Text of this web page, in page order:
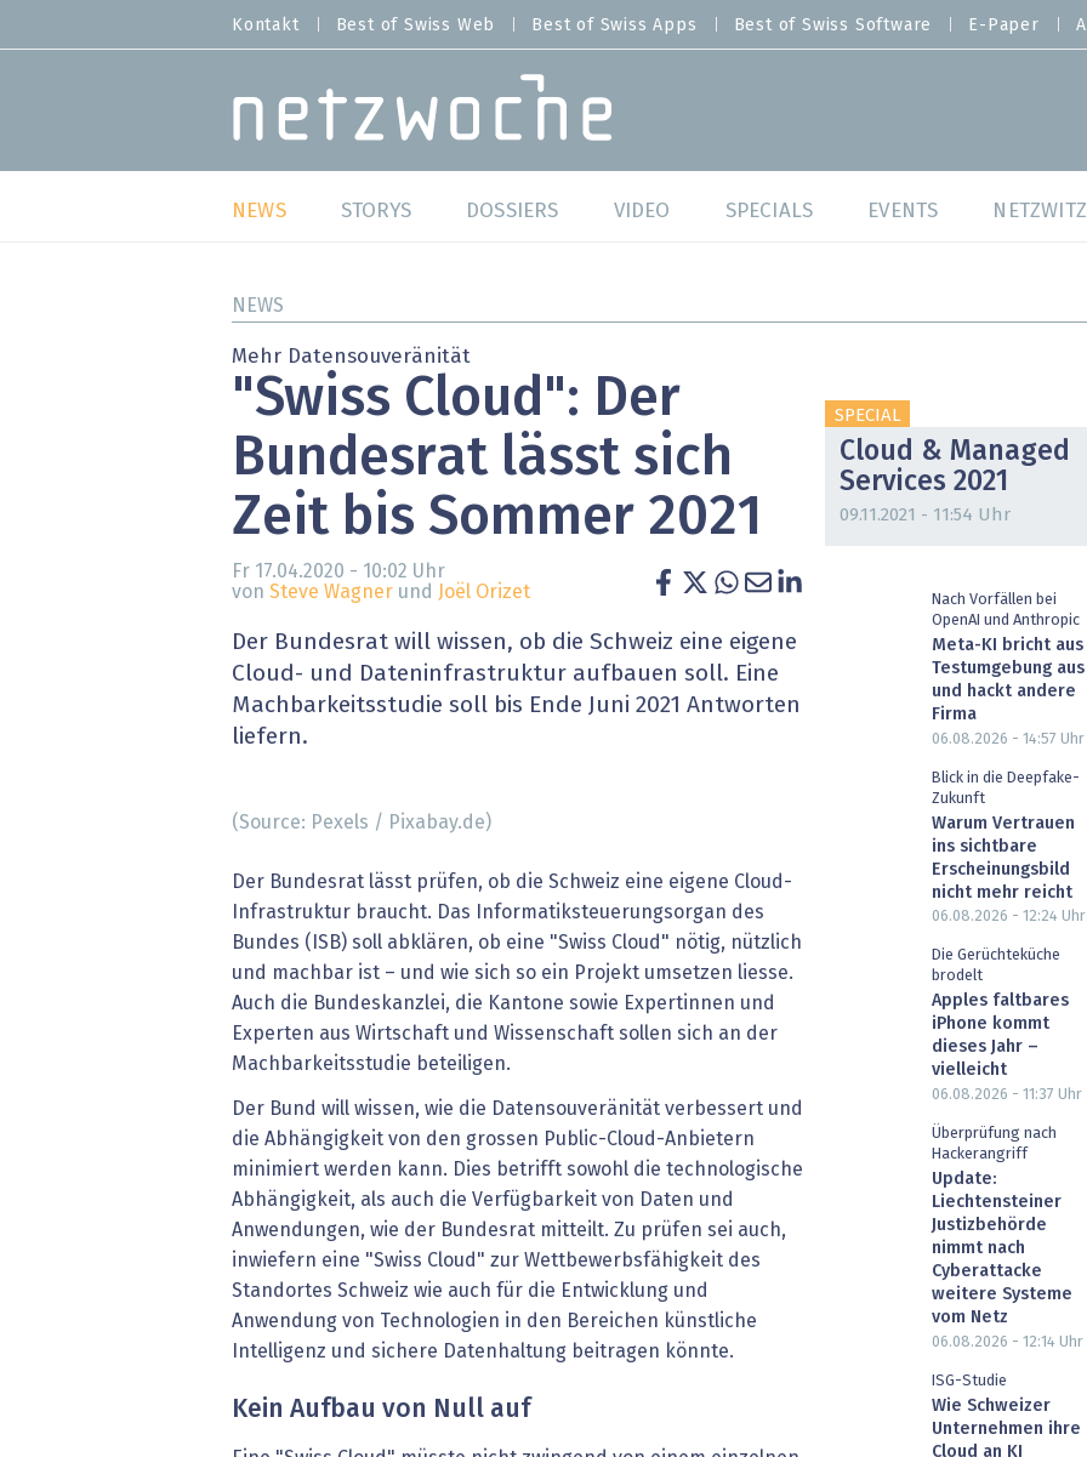
zum
MENU
Kontakt Best of Swiss Web Best of Swiss Apps Best of Swiss Software E-Paper
MAIN NAVIGATION
NEWS
Studien
Meinungen
Hands-on
» alle News
STORYS DOSSIERS
Best of Swiss Software
SAP S/4 Hana
Arbeitswelten
Gesundheit wird digital
Blockchain
EU-DSGVO
VIDEO SPECIALS
Cybersecurity
Cloud & Managed Services
IT for Health
Artificial Intelligence
Finance 2030
Fintech & Insurtech
Professional AV & Digital Signage
EVENTS
Best of Swiss
NEWS
Mehr Datensouveränität
"Swiss Cloud": Der
Bundesrat lässt sich
Zeit bis Sommer 2021
Fr 17.04.2020 - 10:02 Uhr
von Steve Wagner und Joël Orizet
Der Bundesrat will wissen, ob die Schweiz eine eigene
Cloud- und Dateninfrastruktur aufbauen soll. Eine
Machbarkeitsstudie soll bis Ende Juni 2021 Antworten
liefern.
(Source: Pexels / Pixabay.de)
Der Bundesrat lässt prüfen, ob die Schweiz eine eigene Cloud-
Infrastruktur braucht. Das Informatiksteuerungsorgan des
Bundes (ISB) soll abklären, ob eine "Swiss Cloud" nötig, nützlich
und machbar ist – und wie sich so ein Projekt umsetzen liesse.
Auch die Bundeskanzlei, die Kantone sowie Expertinnen und
Experten aus Wirtschaft und Wissenschaft sollen sich an der
Machbarkeitsstudie beteiligen.
Der Bund will wissen, wie die Datensouveränität verbessert und
die Abhängigkeit von den grossen Public-Cloud-Anbietern
minimiert werden kann. Dies betrifft sowohl die technologische
Abhängigkeit, als auch die Verfügbarkeit von Daten und
Anwendungen, wie der Bundesrat mitteilt. Zu prüfen sei auch,
inwiefern eine "Swiss Cloud" zur Wettbewerbsfähigkeit des
Standortes Schweiz wie auch für die Entwicklung und
Anwendung von Technologien in den Bereichen künstliche
Intelligenz und sichere Datenhaltung beitragen könnte.
Kein Aufbau von Null auf
SPECIAL
Cloud & Managed
Services 2021
09.11.2021 - 11:54 Uhr
Nach Vorfällen bei
OpenAI und Anthropic
Meta-KI bricht aus
Testumgebung aus
und hackt andere
Firma
06.08.2026 - 14:57 Uhr
Blick in die Deepfake-
Zukunft
Warum Vertrauen
ins sichtbare
Erscheinungsbild
nicht mehr reicht
06.08.2026 - 12:24 Uhr
Die Gerüchteküche
brodelt
Apples faltbares
iPhone kommt
dieses Jahr –
vielleicht
06.08.2026 - 11:37 Uhr
Überprüfung nach
Hackerangriff
Update:
Liechtensteiner
Justizbehörde
nimmt nach
Cyberattacke
weitere Systeme
vom Netz
06.08.2026 - 12:14 Uhr
ISG-Studie
Wie Schweizer
Unternehmen ihre
Cloud an KI